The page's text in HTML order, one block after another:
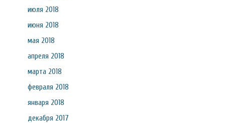
июля 2018
июня 2018
мая 2018
апреля 2018
марта 2018
февраля 2018
января 2018
декабря 2017